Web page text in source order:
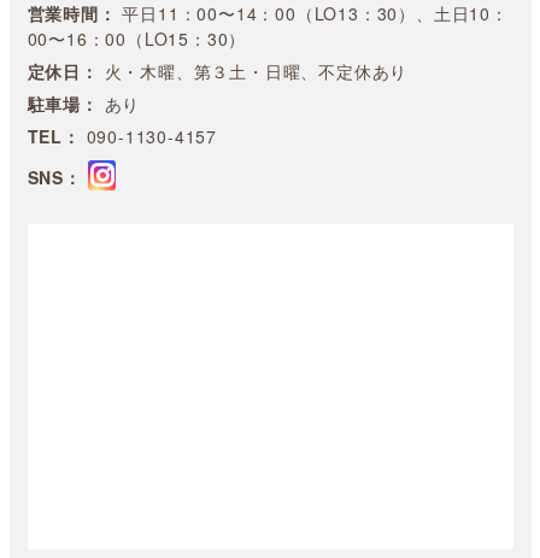
営業時間： 平日11：00〜14：00（LO13：30）、土日10：
00〜16：00（LO15：30）
定休日： 火・木曜、第３土・日曜、不定休あり
駐車場： あり
TEL： 090-1130-4157
SNS：